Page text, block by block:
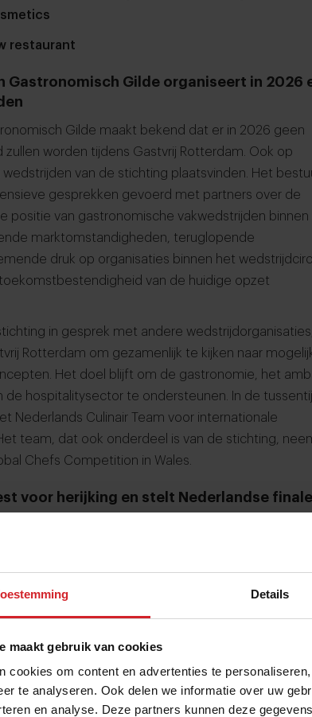
Details
maakt gebruik van cookies
cookies om content en advertenties te
te analyseren. Ook delen we informatie over uw
en analyse. Deze partners kunnen deze
restaurant
Gilde organiseert in 2026
Gilde maakt bekend dat er in 2026 geen
worden tijdens Gastvrij Rotterdam. Ook op
wedstrijden van de stichting plaatsvinden. Het
gesprekken gevoerd met partners over de
positie van gastronomische vakwedstrijden binnen
marktomstandigheden, teruglopende
druk op organisaties binnen het
van de huidige opzet
in gesprek met andere wedstrijdorganisaties,
Rotterdam om gezamenlijk te kijken naar
Het doel blijft om de gastronomie, het
de hospitalitysector te ondersteunen. In de
Nederlands Culinair Team voor internationale
team, dat ook onderdeel is van de stichting,
Chefs Competition in Wales.
voor herijking en stelt Nederlandse
Stichting Kookwedstrijden laat ook Bocuse d’Or
heeft besloten om in 2026 geen nationale
evaluatie van het traject richting de Europese
een bredere heroriëntatie op de toekomst. De
van internationale wedstrijden sterk is
waarin veel op vrijwillige inzet leunt, onder